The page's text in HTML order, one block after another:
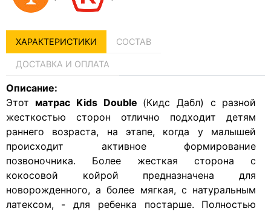
ХАРАКТЕРИСТИКИ СОСТАВ
ДОСТАВКА И ОПЛАТА
Описание:
Этот матрас Kids Double (Кидс Дабл) с разной
жесткостью сторон отлично подходит детям
раннего возраста, на этапе, когда у малышей
происходит активное формирование
позвоночника. Более жесткая сторона с
кокосовой койрой предназначена для
новорожденного, а более мягкая, с натуральным
латексом, - для ребенка постарше. Полностью